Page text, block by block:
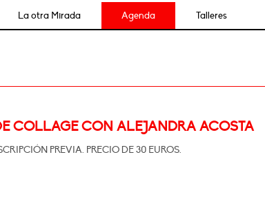
La otra Mirada Agenda Talleres
COLLAGE CON ALEJANDRA ACOSTA
PREVIA. PRECIO DE 30 EUROS.